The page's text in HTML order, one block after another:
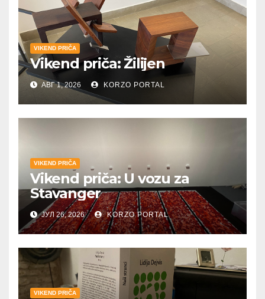
VIKEND PRIČA
Vikend priča: Žilijen
АВГ 1, 2026 KORZO PORTAL
VIKEND PRIČA
Vikend priča: U vozu za
Stavanger
ЈУЛ 26, 2026 KORZO PORTAL
VIKEND PRIČA